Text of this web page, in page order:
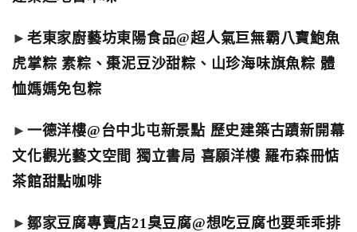
► 老東家廚藝坊東陽食品@超人氣巨無霸八寶鮑魚
虎掌粽 素粽、棗泥豆沙甜粽、山珍海味旗魚粽 體
恤媽媽免包粽
► 一德洋樓@台中北屯新景點 歷史建築古蹟新開幕
文化觀光藝文空間 獨立書局 喜願洋樓 羅布森冊惦
茶館甜點咖啡
► 鄒家豆腐專賣店21臭豆腐@想吃豆腐也要乖乖排